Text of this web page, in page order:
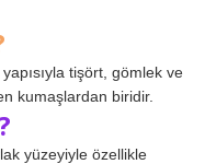
tişört, gömlek ve
kumaşlardan biridir.
yüzeyiyle özellikle